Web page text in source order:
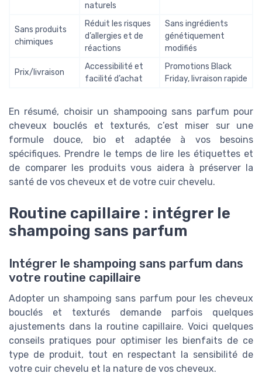
naturels
Sans produits
chimiques
Réduit les risques
d’allergies et de
réactions
Sans ingrédients
génétiquement
modifiés
Prix/livraison
Accessibilité et
facilité d’achat
Promotions Black
Friday, livraison rapide
En résumé, choisir un shampooing sans parfum pour
cheveux bouclés et texturés, c’est miser sur une
formule douce, bio et adaptée à vos besoins
spécifiques. Prendre le temps de lire les étiquettes et
de comparer les produits vous aidera à préserver la
santé de vos cheveux et de votre cuir chevelu.
Routine capillaire : intégrer le
shampoing sans parfum
Intégrer le shampoing sans parfum dans
votre routine capillaire
Adopter un shampoing sans parfum pour les cheveux
bouclés et texturés demande parfois quelques
ajustements dans la routine capillaire. Voici quelques
conseils pratiques pour optimiser les bienfaits de ce
type de produit, tout en respectant la sensibilité de
votre cuir chevelu et la nature de vos cheveux.